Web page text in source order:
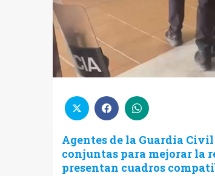
Agentes de la Guardia
conjuntas para mejorar la
presentan cuadros